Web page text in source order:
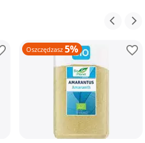
Oszczędzasz 5%